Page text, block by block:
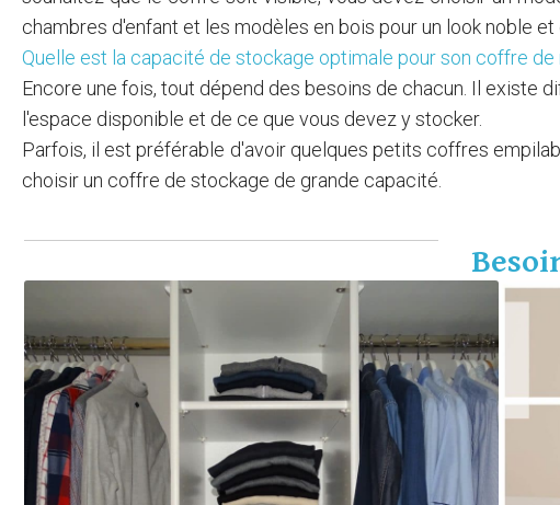
chambres d'enfant et les modèles en bois pour un look noble et
Quelle est la capacité de stockage optimale pour son coffre de
Encore une fois, tout dépend des besoins de chacun. Il existe
l'espace disponible et de ce que vous devez y stocker.
Parfois, il est préférable d'avoir quelques petits coffres
choisir un coffre de stockage de grande capacité.